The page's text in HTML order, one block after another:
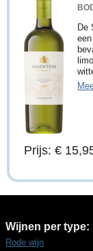
De
Prijs: €
Wijnen per type:
Rode wijn